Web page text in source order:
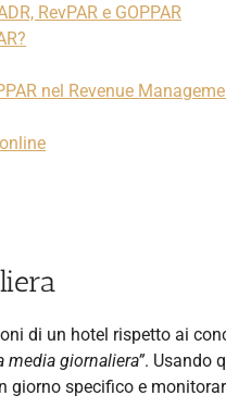
RevPAR e GOPPAR
nel Revenue
di un hotel rispetto ai
media giornaliera”. Usando
specifico e